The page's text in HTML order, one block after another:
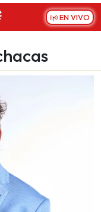
EN VIVO